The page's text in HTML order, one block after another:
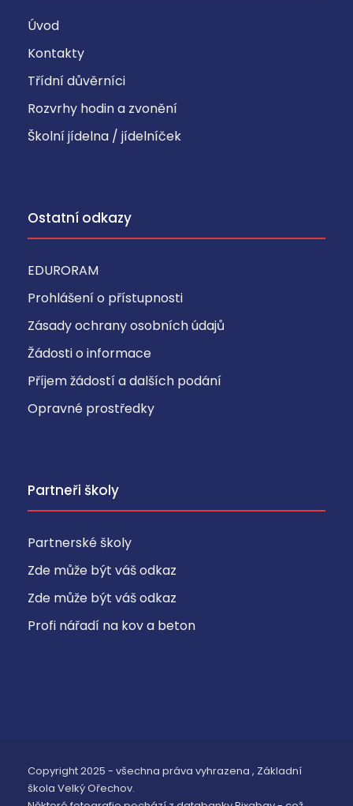
Úvod
Kontakty
Třídní důvěrníci
Rozvrhy hodin a zvonění
Školní jídelna / jídelníček
Ostatní odkazy
EDURORAM
Prohlášení o přístupnosti
Zásady ochrany osobních údajů
Žádosti o informace
Příjem žádostí a dalších podání
Opravné prostředky
Partneři školy
Partnerské školy
Zde může být váš odkaz
Zde může být váš odkaz
Profi nářadí na kov a beton
Copyright 2025 - všechna práva vyhrazena , Základní
škola Velký Ořechov.